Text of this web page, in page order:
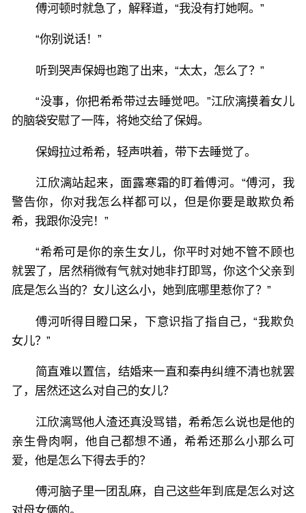
傅河顿时就急了，解释道，“我没有打她啊。”
“你别说话！”
听到哭声保姆也跑了出来，“太太，怎么了？”
“没事，你把希希带过去睡觉吧。”江欣漓摸着女儿
的脑袋安慰了一阵，将她交给了保姆。
保姆拉过希希，轻声哄着，带下去睡觉了。
江欣漓站起来，面露寒霜的盯着傅河。“傅河，我
警告你，你对我怎么样都可以，但是你要是敢欺负希
希，我跟你没完！”
“希希可是你的亲生女儿，你平时对她不管不顾也
就罢了，居然稍微有气就对她非打即骂，你这个父亲到
底是怎么当的？女儿这么小，她到底哪里惹你了？”
傅河听得目瞪口呆，下意识指了指自己，“我欺负
女儿？”
简直难以置信，结婚来一直和秦冉纠缠不清也就罢
了，居然还这么对自己的女儿？
江欣漓骂他人渣还真没骂错，希希怎么说也是他的
亲生骨肉啊，他自己都想不通，希希还那么小那么可
爱，他是怎么下得去手的？
傅河脑子里一团乱麻，自己这些年到底是怎么对这